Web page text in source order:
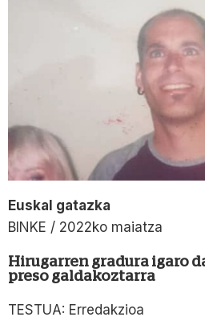
Euskal gatazka
BINKE / 2022ko maiatza
Hirugarren gradura igaro
preso galdakoztarra
TESTUA: Erredakzioa